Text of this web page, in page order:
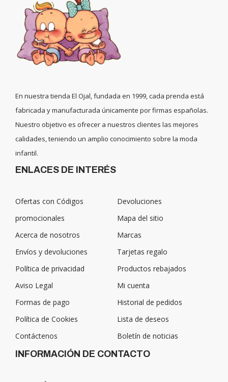
En nuestra tienda El Ojal, fundada en 1999, cada prenda está
fabricada y manufacturada únicamente por firmas españolas.
Nuestro objetivo es ofrecer a nuestros clientes las mejores
calidades, teniendo un amplio conocimiento sobre la moda
infantil.
ENLACES DE INTERÉS
Ofertas con Códigos
promocionales
Acerca de nosotros
Envíos y devoluciones
Política de privacidad
Aviso Legal
Formas de pago
Política de Cookies
Contáctenos
Devoluciones
Mapa del sitio
Marcas
Tarjetas regalo
Productos rebajados
Mi cuenta
Historial de pedidos
Lista de deseos
Boletín de noticias
INFORMACIÓN DE CONTACTO